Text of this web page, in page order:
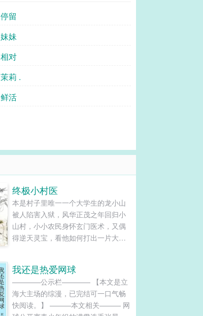
停留
妹妹
相对
茉莉 .
鲜活
终极小村医
本是村子里唯一一个大学生的龙小山
被人陷害入狱，风华正茂之年回归小
山村，小小农民身怀玄门医术，又偶
得逆天灵宝，看他如何打出一片大大
我还是热爱网球
————公示栏———— 【本文是立
海大主场的综漫，已完结可一口气畅
快阅读。】 ———本文相关——— 网